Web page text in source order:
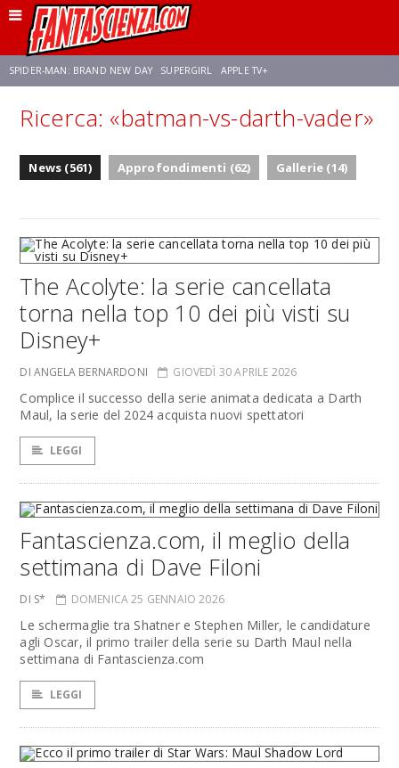
SPIDER-MAN: BRAND NEW DAY SUPERGIRL APPLE TV+
FRANCO RICCIARDIELLO ZENDAYA STAR TREK AVENGERS: DOOMSDAY
Ricerca: «batman-vs-darth-vader»
News (561) Approfondimenti (62) Gallerie (14)
The Acolyte: la serie cancellata
torna nella top 10 dei più visti su
Disney+
DI ANGELA BERNARDONI GIOVEDÌ 30 APRILE 2026
Complice il successo della serie animata dedicata a Darth
Maul, la serie del 2024 acquista nuovi spettatori
LEGGI
Fantascienza.com, il meglio della
settimana di Dave Filoni
DI S* DOMENICA 25 GENNAIO 2026
Le schermaglie tra Shatner e Stephen Miller, le candidature
agli Oscar, il primo trailer della serie su Darth Maul nella
settimana di Fantascienza.com
LEGGI